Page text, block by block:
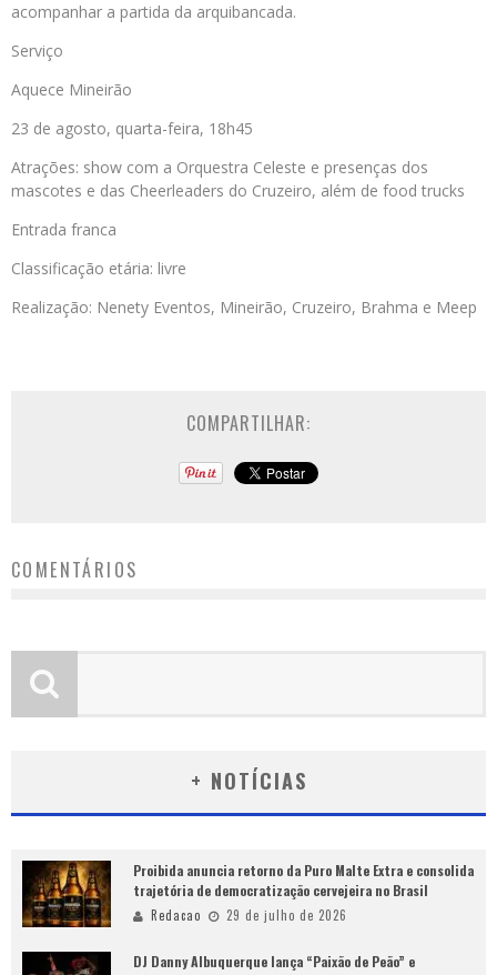
acompanhar a partida da arquibancada.
Serviço
Aquece Mineirão
23 de agosto, quarta-feira, 18h45
Atrações: show com a Orquestra Celeste e presenças dos
mascotes e das Cheerleaders do Cruzeiro, além de food trucks
Entrada franca
Classificação etária: livre
Realização: Nenety Eventos, Mineirão, Cruzeiro, Brahma e Meep
COMPARTILHAR:
COMENTÁRIOS
+ NOTÍCIAS
Proibida anuncia retorno da Puro Malte Extra e consolida
trajetória de democratização cervejeira no Brasil
Redacao 29 de julho de 2026
DJ Danny Albuquerque lança “Paixão de Peão” e